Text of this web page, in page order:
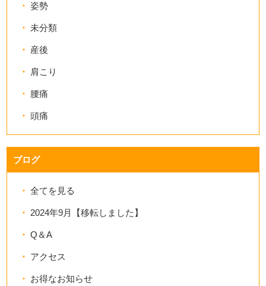
姿勢
未分類
産後
肩こり
腰痛
頭痛
ブログ
全てを見る
2024年9月【移転しました】
Q＆A
アクセス
お得なお知らせ